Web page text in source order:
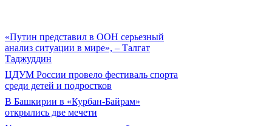
«Путин представил в ООН серьезный
анализ ситуации в мире», – Талгат
Таджуддин
ЦДУМ России провело фестиваль спорта
среди детей и подростков
В Башкирии в «Курбан-Байрам»
открылись две мечети